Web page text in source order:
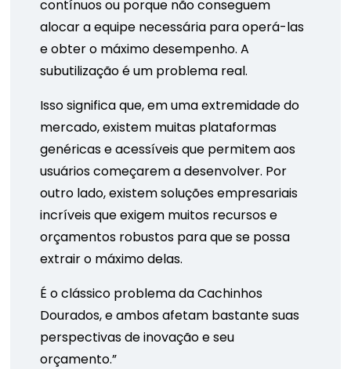
contínuos ou porque não conseguem
alocar a equipe necessária para operá-las
e obter o máximo desempenho. A
subutilização é um problema real.
Isso significa que, em uma extremidade do
mercado, existem muitas plataformas
genéricas e acessíveis que permitem aos
usuários começarem a desenvolver. Por
outro lado, existem soluções empresariais
incríveis que exigem muitos recursos e
orçamentos robustos para que se possa
extrair o máximo delas.
É o clássico problema da Cachinhos
Dourados, e ambos afetam bastante suas
perspectivas de inovação e seu
orçamento.”